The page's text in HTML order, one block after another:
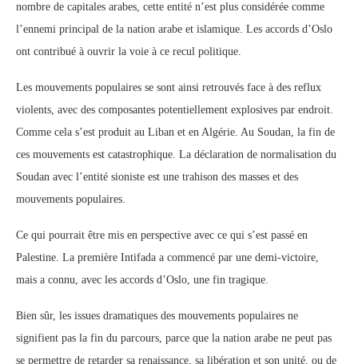
nombre de capitales arabes, cette entité n’est plus considérée comme
l’ennemi principal de la nation arabe et islamique. Les accords d’Oslo
ont contribué à ouvrir la voie à ce recul politique.
Les mouvements populaires se sont ainsi retrouvés face à des reflux
violents, avec des composantes potentiellement explosives par endroit.
Comme cela s’est produit au Liban et en Algérie. Au Soudan, la fin de
ces mouvements est catastrophique. La déclaration de normalisation du
Soudan avec l’entité sioniste est une trahison des masses et des
mouvements populaires.
Ce qui pourrait être mis en perspective avec ce qui s’est passé en
Palestine. La première Intifada a commencé par une demi-victoire,
mais a connu, avec les accords d’Oslo, une fin tragique.
Bien sûr, les issues dramatiques des mouvements populaires ne
signifient pas la fin du parcours, parce que la nation arabe ne peut pas
se permettre de retarder sa renaissance, sa libération et son unité, ou de